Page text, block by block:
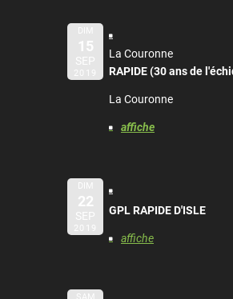
DIM
15
SEP
2019
La Couronne
RAPIDE (30 ans de
La Couronne
affiche
DIM
22
SEP
2019
GPL RAPIDE D'ISLE
affiche
SAM